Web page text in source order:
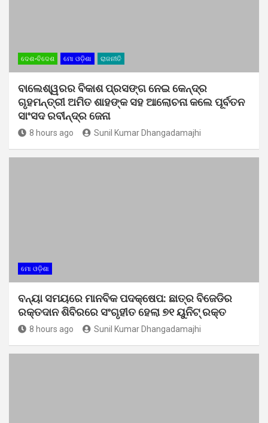
ଦେଶ-ବିଦେଶ ମୋ ଓଡ଼ିଶା ରାଜନୀତି
ବାଲେଶ୍ୱରର ବିକାଶ ପ୍ରସଙ୍ଗ ନେଇ କେନ୍ଦ୍ର
ଗୃହମନ୍ତ୍ରୀ ଅମିତ ଶାହଙ୍କ ସହ ଆଲୋଚନା କଲେ ପୂର୍ବତନ
ସାଂସଦ ରବୀନ୍ଦ୍ର ଜେନା
8 hours ago Sunil Kumar Dhangadamajhi
ମୋ ଓଡ଼ିଶା
ବନ୍ୟା ସମୟରେ ମାନବିକ ପଦକ୍ଷେପ: ଛାତ୍ର ବିଜେଡିର
ରକ୍ତଦାନ ଶିବିରରେ ସଂଗୃହୀତ ହେଲା ୭୧ ୟୁନିଟ୍ ରକ୍ତ
8 hours ago Sunil Kumar Dhangadamajhi